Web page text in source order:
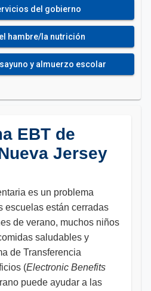
del gobierno
hambre/la nutrición
y almuerzo escolar
EBT de
Jersey
es un problema
escuelas están cerradas
de verano, muchos niños
saludables y
de Transferencia
(Electronic Benefits
puede ayudar a las